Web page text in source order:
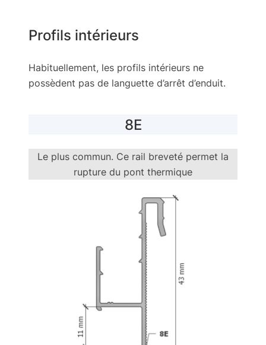
Profils intérieurs
Habituellement, les profils intérieurs ne
possèdent pas de languette d’arrêt d’enduit.
8E
Le plus commun. Ce rail breveté permet la
rupture du pont thermique